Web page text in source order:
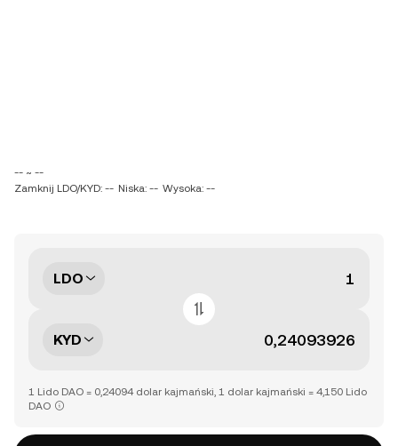
-- ~ --
Zamknij LDO/KYD: -- Niska: -- Wysoka: --
LDO
KYD
1 Lido DAO = 0,24094 dolar kajmański, 1 dolar kajmański = 4,150 Lido
DAO